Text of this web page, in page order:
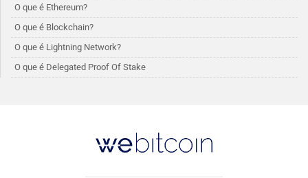
O que é Ethereum?
O que é Blockchain?
O que é Lightning Network?
O que é Delegated Proof Of Stake